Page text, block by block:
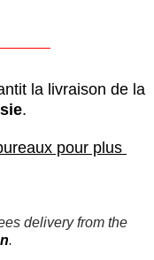
.
pour plus
.